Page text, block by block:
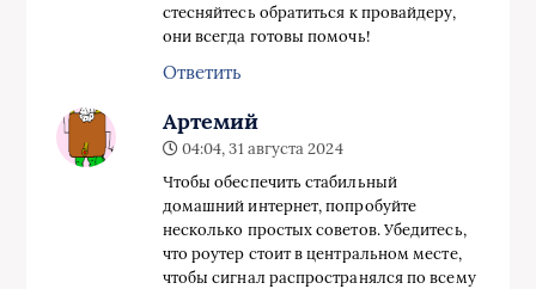
стесняйтесь обратиться к провайдеру,
они всегда готовы помочь!
Ответить
Артемий
04:04, 31 августа 2024
Чтобы обеспечить стабильный
домашний интернет, попробуйте
несколько простых советов. Убедитесь,
что роутер стоит в центральном месте,
чтобы сигнал распространялся по всему